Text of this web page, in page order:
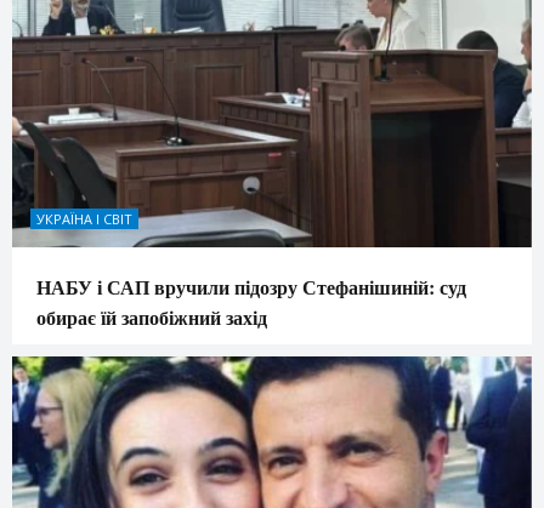
УКРАЇНА І СВІТ
НАБУ і САП вручили підозру Стефанішиній: суд
обирає їй запобіжний захід